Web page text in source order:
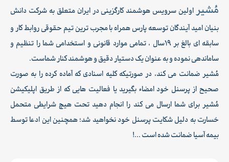
مُشیراولین سرویس هوشمند کارگزینی در ایران متعلق به شرکت دانش
بنیان امید آیندگان توسعه پارس همراه با مجرب ترین تیم حقوقی روابط کار و
سابقه ای بالغ بر 19سال ، تمامی موارد قانونی و استخدامی شما را تنظیم و
ساماندهی نموده و به عنوان یک دستیار دقیق و هوشمند کنار شماست.
مُشیر ضمانت می کند، در صورتیکه کلیه اسنادی که آماده کرده را به صورت
صحیح از پرسنل خود امضاء بگیرید یا فعالیت هایی که از طریق اپلیکیشن
مُشیر برای شما ارسال می کند را انجام دهید تحت هیچ شرایطی متحمل
خسارت به دلیل شکایت پرسنل خود نخواهید شد؛ همچنین این ادعا توسط
بیمه آسیا ضمانت شده است ...!